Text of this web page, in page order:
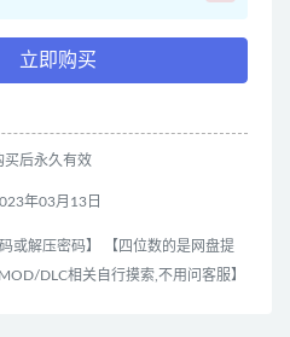
立即购买
买后永久有效
年03月13日
或解压密码】 【四位数的是网盘提
DLC相关自行摸索,不用问客服】